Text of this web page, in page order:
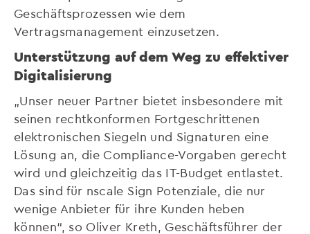
Geschäftsprozessen wie dem
Vertragsmanagement einzusetzen.
Unterstützung auf dem Weg zu effektiver
Digitalisierung
„Unser neuer Partner bietet insbesondere mit
seinen rechtkonformen Fortgeschrittenen
elektronischen Siegeln und Signaturen eine
Lösung an, die Compliance-Vorgaben gerecht
wird und gleichzeitig das IT-Budget entlastet.
Das sind für nscale Sign Potenziale, die nur
wenige Anbieter für ihre Kunden heben
können“, so Oliver Kreth, Geschäftsführer der